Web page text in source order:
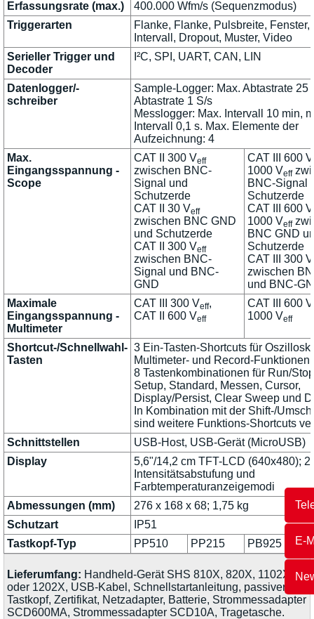
E-
Erfassungsrate (max.)
400.000 Wfm/s (Sequenzmodus)
Triggerarten
Flanke, Flanke, Pulsbreite, Fenster,
Intervall, Dropout, Muster, Video
Serieller Trigger und
Decoder
I²C, SPI, UART, CAN, LIN
Datenlogger/-
schreiber
Sample-Logger: Max. Abtastrate 25
Abtastrate 1 S/s
Messlogger: Max. Intervall 10 min,
Intervall 0,1 s. Max. Elemente der
Aufzeichnung: 4
Max.
Eingangsspannung -
Scope
CAT II 300 Veff
zwischen BNC-
Signal und
Schutzerde
CAT II 30 Veff
zwischen BNC GND
und Schutzerde
CAT II 300 Veff
zwischen BNC-
Signal und BNC-
GND
CAT III 600 V
1000 Veff
BNC-Signal
Schutzerde
CAT III 600 V
1000 Veff
BNC GND
Schutzerde
CAT III 300 V
zwischen
und BNC-
Maximale
Eingangsspannung -
Multimeter
CAT III 300 Veff,
CAT II 600 Veff
CAT III 600 V
1000 Veff
Shortcut-/Schnellwahl-
Tasten
3 Ein-Tasten-Shortcuts für
Multimeter- und Record-Funktionen
8 Tastenkombinationen für Run/
Setup, Standard, Messen, Cursor,
Display/Persist, Clear Sweep und
In Kombination mit der Shift-/
sind weitere Funktions-Shortcuts
Schnittstellen
USB-Host, USB-Gerät (MicroUSB)
Display
5,6"/14,2 cm TFT-LCD (640x480);
Intensitätsabstufung und
Farbtemperaturanzeigemodi
Abmessungen (mm)
276 x 168 x 68; 1,75 kg
Schutzart
IP51
Tastkopf-Typ
PP510 PP215 PB925
Lieferumfang: Handheld-Gerät SHS 810X, 820X, 1102X
oder 1202X, USB-Kabel, Schnellstartanleitung, passiver
Tastkopf, Zertifikat, Netzadapter, Batterie, Strommessadapter
SCD600MA, Strommessadapter SCD10A, Tragetasche.